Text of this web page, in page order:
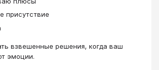
присутствие
взвешенные решения, когда ваш
эмоции.